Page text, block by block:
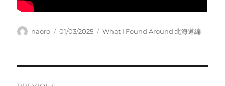
Author
naoro
Posted
01/03/2025 Categories
What I Found Around 北海道編